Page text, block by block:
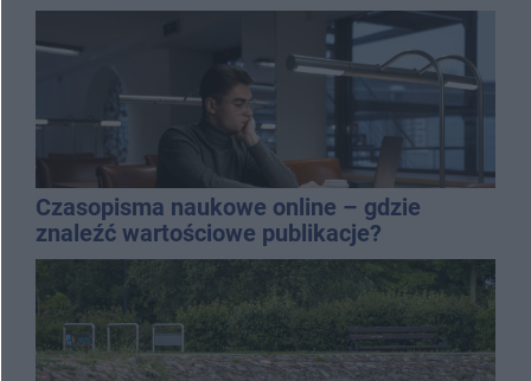
Czasopisma naukowe online – gdzie
znaleźć wartościowe publikacje?